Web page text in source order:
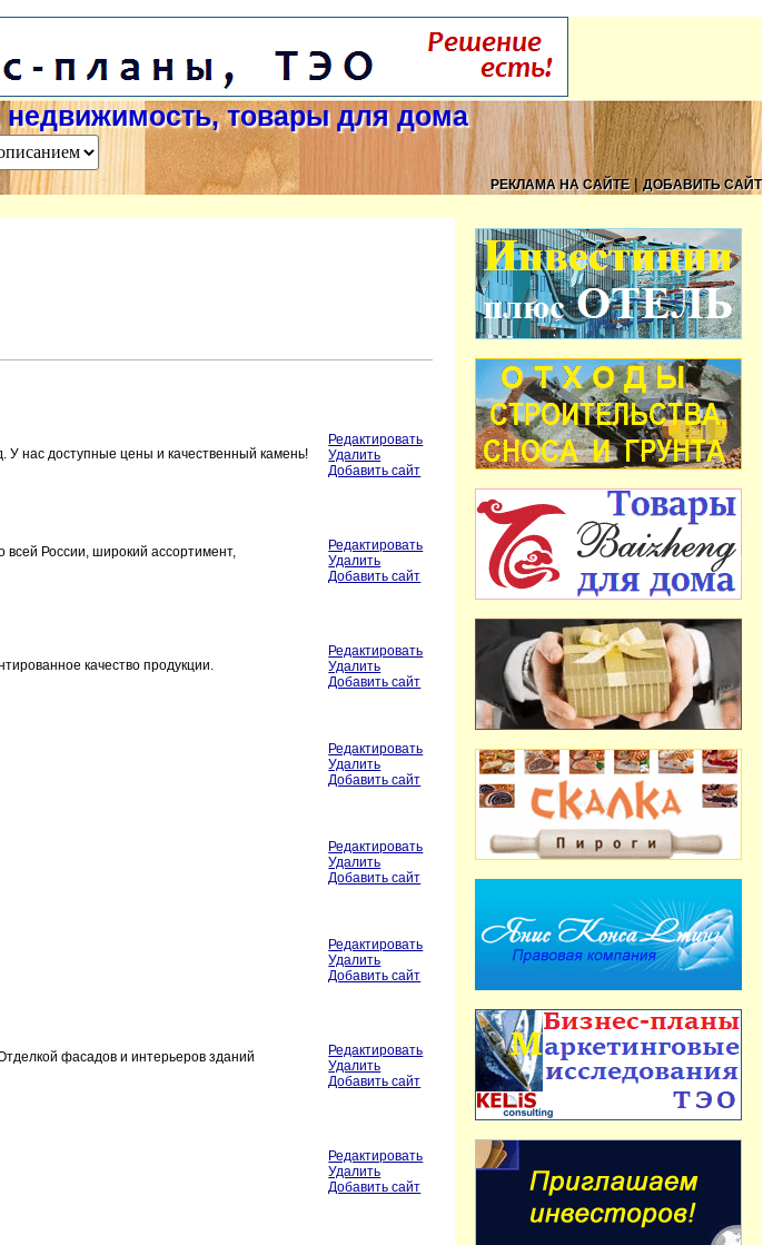
недвижимость, товары для дома
РЕКЛАМА НА САЙТЕ|ДОБАВИТЬ САЙТ
У нас доступные цены и качественный камень!
Редактировать
Удалить
Добавить сайт
всей России, широкий ассортимент,
Редактировать
Удалить
Добавить сайт
качество продукции.
Редактировать
Удалить
Добавить сайт
Редактировать
Удалить
Добавить сайт
Редактировать
Удалить
Добавить сайт
Редактировать
Удалить
Добавить сайт
фасадов и интерьеров зданий
Редактировать
Удалить
Добавить сайт
Редактировать
Удалить
Добавить сайт